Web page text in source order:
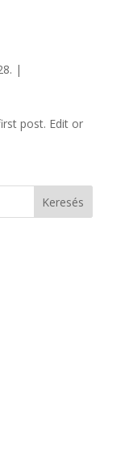
|
post. Edit or
Keresés